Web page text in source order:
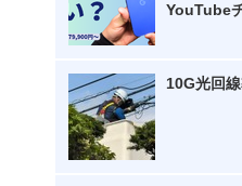
YouTube
10G光回